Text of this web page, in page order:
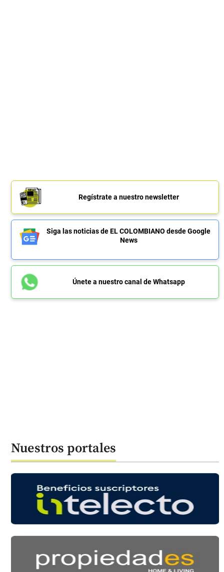
Regístrate a nuestro newsletter
Siga las noticias de EL COLOMBIANO desde Google
News
Únete a nuestro canal de Whatsapp
Nuestros portales